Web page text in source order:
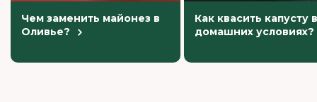
Чем заменить майонез в
Оливье?
Как квасить капусту в
домашних условиях?